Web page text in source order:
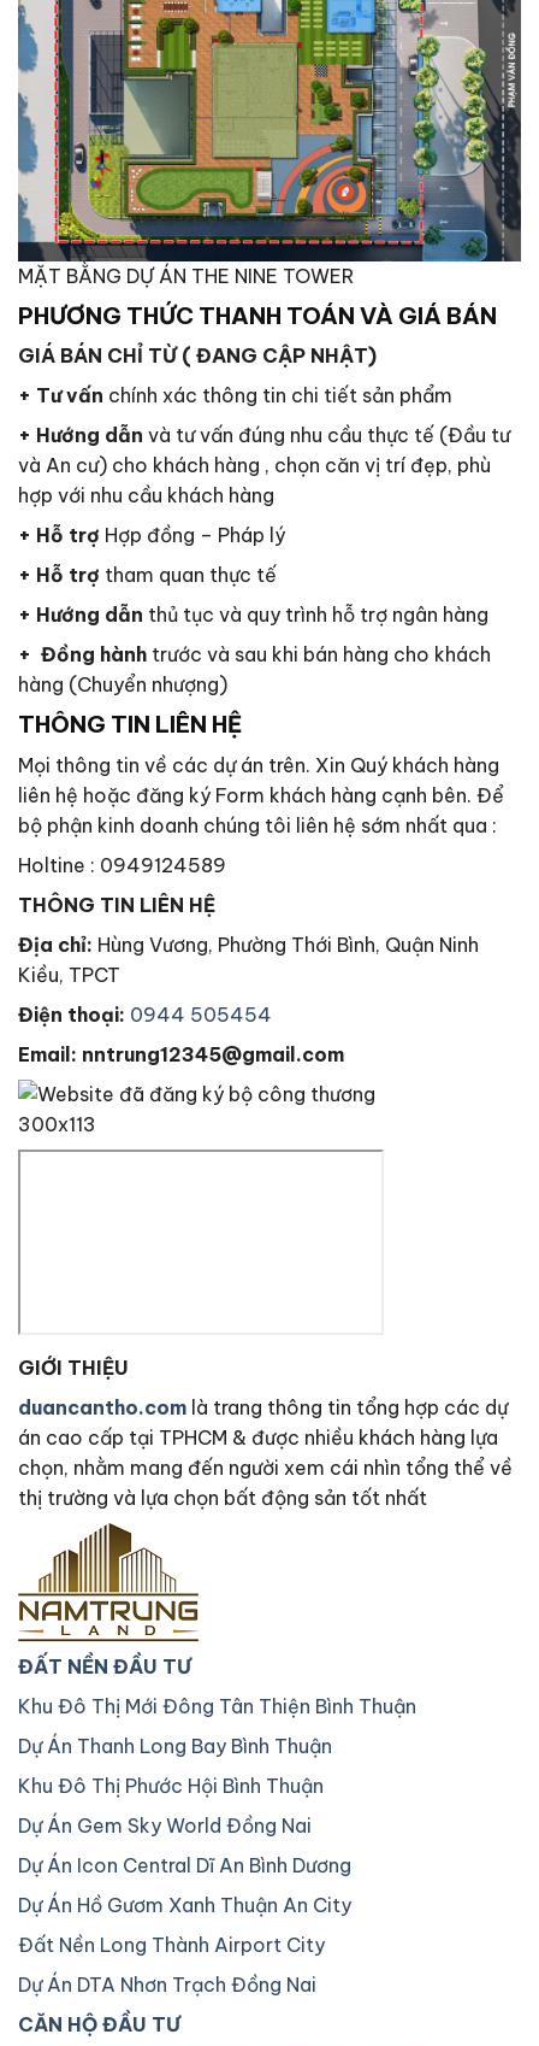
MẶT BẰNG DỰ ÁN THE NINE TOWER
PHƯƠNG THỨC THANH TOÁN VÀ GIÁ BÁN
GIÁ BÁN CHỈ TỪ ( ĐANG CẬP NHẬT)
+ Tư vấn chính xác thông tin chi tiết sản phẩm
+ Hướng dẫn và tư vấn đúng nhu cầu thực tế (Đầu tư
và An cư) cho khách hàng , chọn căn vị trí đẹp, phù
hợp với nhu cầu khách hàng
+ Hỗ trợ Hợp đồng – Pháp lý
+ Hỗ trợ tham quan thực tế
+ Hướng dẫn thủ tục và quy trình hỗ trợ ngân hàng
+ Đồng hành trước và sau khi bán hàng cho khách
hàng (Chuyển nhượng)
THÔNG TIN LIÊN HỆ
Mọi thông tin về các dự án trên. Xin Quý khách hàng
liên hệ hoặc đăng ký Form khách hàng cạnh bên. Để
bộ phận kinh doanh chúng tôi liên hệ sớm nhất qua :
Holtine : 0949124589
THÔNG TIN LIÊN HỆ
Địa chỉ: Hùng Vương, Phường Thới Bình, Quận Ninh
Kiều, TPCT
Điện thoại: 0944 505454
Email: nntrung12345@gmail.com
GIỚI THIỆU
duancantho.com là trang thông tin tổng hợp các dự
án cao cấp tại TPHCM & được nhiều khách hàng lựa
chọn, nhằm mang đến người xem cái nhìn tổng thể về
thị trường và lựa chọn bất động sản tốt nhất
ĐẤT NỀN ĐẦU TƯ
Khu Đô Thị Mới Đông Tân Thiện Bình Thuận
Dự Án Thanh Long Bay Bình Thuận
Khu Đô Thị Phước Hội Bình Thuận
Dự Án Gem Sky World Đồng Nai
Dự Án Icon Central Dĩ An Bình Dương
Dự Án Hồ Gươm Xanh Thuận An City
Đất Nền Long Thành Airport City
Dự Án DTA Nhơn Trạch Đồng Nai
CĂN HỘ ĐẦU TƯ